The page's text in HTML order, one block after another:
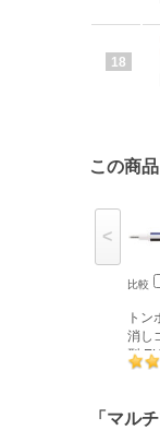
18
この商
比較
トン
消し
型
<
「マル